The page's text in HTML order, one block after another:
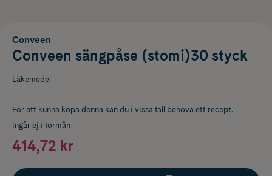
Conveen
Conveen sängpåse (stomi)30 styck
Läkemedel
För att kunna köpa denna kan du i vissa fall behöva ett recept.
Ingår ej i förmån
414,72 kr